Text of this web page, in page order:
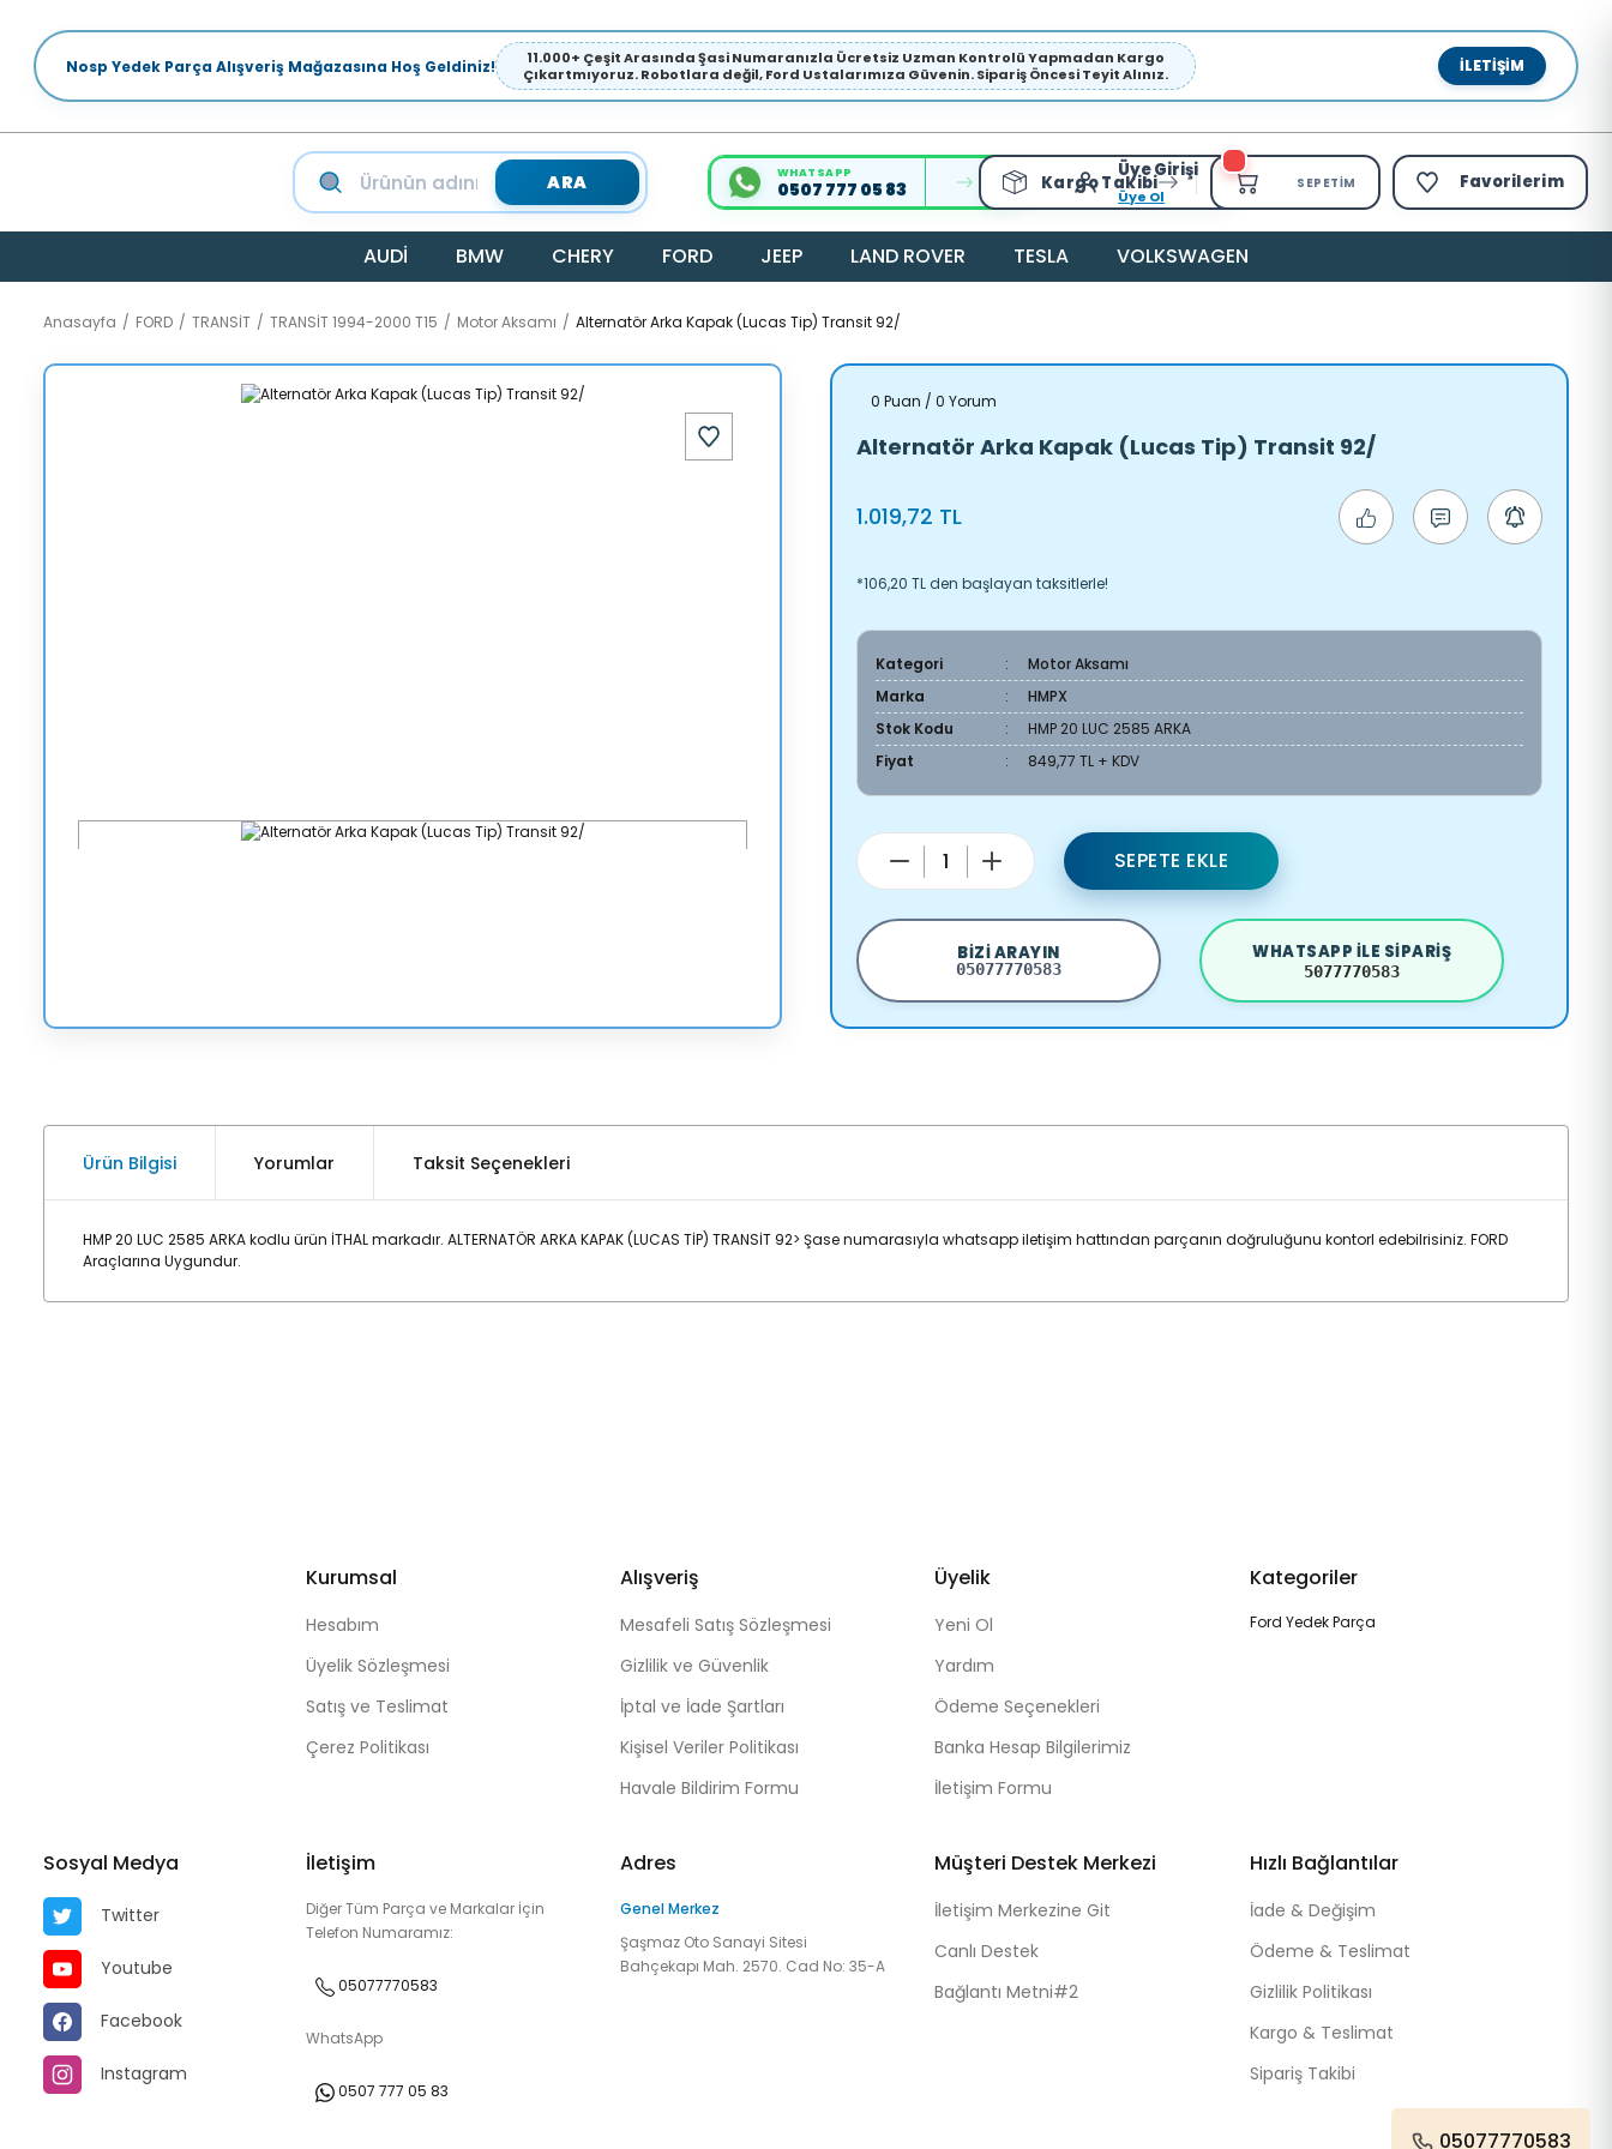
Nosp Yedek Parça Alışveriş Mağazasına Hoş Geldiniz!
11.000+ Çeşit Arasında Şasi Numaranızla Ücretsiz Uzman Kontrolü Yapmadan Kargo
Çıkartmıyoruz. Robotlara değil, Ford Ustalarımıza Güvenin. Sipariş Öncesi Teyit Alınız.
İLETIŞIM
ARA WHATSAPP
0507 777 05 83 Kargo Takibi
Üye Girişi
Üye Ol
SEPETIM Favorilerim
AUDİ BMW CHERY FORD JEEP LAND ROVER TESLA VOLKSWAGEN
Anasayfa FORD TRANSİT TRANSİT 1994-2000 T15 Motor Aksamı Alternatör Arka Kapak (Lucas Tip) Transit 92/
0 Puan / 0 Yorum
Alternatör Arka Kapak (Lucas Tip) Transit 92/
1.019,72 TL
*106,20 TL den başlayan taksitlerle!
Kategori
Motor Aksamı
Marka
HMPX
Stok Kodu
HMP 20 LUC 2585 ARKA
Fiyat
849,77 TL + KDV
SEPETE EKLE
BIZI ARAYIN
05077770583
WHATSAPP ILE SIPARIŞ
5077770583
Ürün Bilgisi Yorumlar Taksit Seçenekleri
HMP 20 LUC 2585 ARKA kodlu ürün İTHAL markadır. ALTERNATÖR ARKA KAPAK (LUCAS TİP) TRANSİT 92> Şase numarasıyla whatsapp iletişim hattından parçanın doğruluğunu kontorl edebilrisiniz. FORD
Araçlarına Uygundur.
Kurumsal
Hesabım
Üyelik Sözleşmesi
Satış ve Teslimat
Çerez Politikası
Alışveriş
Mesafeli Satış Sözleşmesi
Gizlilik ve Güvenlik
İptal ve İade Şartları
Kişisel Veriler Politikası
Havale Bildirim Formu
Üyelik
Yeni Ol
Yardım
Ödeme Seçenekleri
Banka Hesap Bilgilerimiz
İletişim Formu
Kategoriler
Ford Yedek Parça
Sosyal Medya
Twitter
Youtube
Facebook
Instagram
İletişim
Diğer Tüm Parça ve Markalar İçin
Telefon Numaramız:
05077770583
WhatsApp
0507 777 05 83
Adres
Genel Merkez
Şaşmaz Oto Sanayi Sitesi
Bahçekapı Mah. 2570. Cad No: 35-A
Müşteri Destek Merkezi
İletişim Merkezine Git
Canlı Destek
Bağlantı Metni#2
Hızlı Bağlantılar
İade & Değişim
Ödeme & Teslimat
Gizlilik Politikası
Kargo & Teslimat
Sipariş Takibi
05077770583